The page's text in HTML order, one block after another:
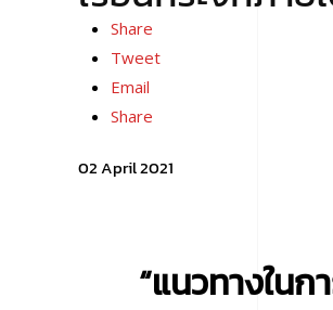
Share
Tweet
Email
Share
02 April 2021
“แนวทางใน